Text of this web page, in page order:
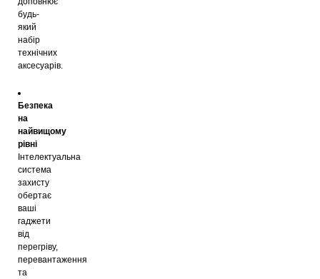
будь-
який
набір
технічних
аксесуарів.
Безпека
на
найвищому
рівні
Інтелектуальна
система
захисту
обертає
ваші
гаджети
від
перегріву,
перевантаження
та